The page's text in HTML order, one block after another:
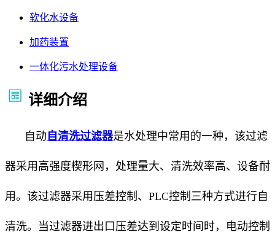
软化水设备
加药装置
一体化污水处理设备
详细介绍
自动 自清洗过滤器是水处理中常用的一种，该过滤
器采用高强度楔形网，处理量大、清洗效率高、设备耐
用。该过滤器采用压差控制、PLC控制三种方式进行自
清洗。当过滤器进出口压差达到设定时间时，电动控制